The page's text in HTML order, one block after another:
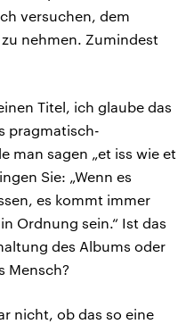
versuchen, dem
nehmen. Zumindest
Titel, ich glaube das
pragmatisch-
man sagen „et iss wie et
Sie: „Wenn es
es kommt immer
Ordnung sein.“ Ist das
des Albums oder
Mensch?
nicht, ob das so eine